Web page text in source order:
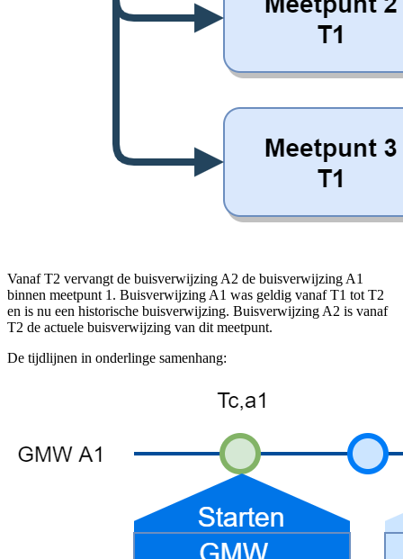
Vanaf T2 vervangt de buisverwijzing A2 de buisverwijzing A1
binnen meetpunt 1. Buisverwijzing A1 was geldig vanaf T1 tot T2
en is nu een historische buisverwijzing. Buisverwijzing A2 is vanaf
T2 de actuele buisverwijzing van dit meetpunt.
De tijdlijnen in onderlinge samenhang: